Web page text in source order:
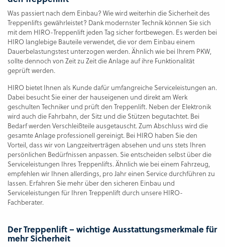
Was passiert nach dem Einbau? Wie wird weiterhin die Sicherheit des
Treppenlifts gewährleistet? Dank modernster Technik können Sie sich
mit dem HIRO-Treppenlift jeden Tag sicher fortbewegen. Es werden bei
HIRO langlebige Bauteile verwendet, die vor dem Einbau einem
Dauerbelastungstest unterzogen werden. Ähnlich wie bei Ihrem PKW,
sollte dennoch von Zeit zu Zeit die Anlage auf ihre Funktionalität
geprüft werden.
HIRO bietet Ihnen als Kunde dafür umfangreiche Serviceleistungen an.
Dabei besucht Sie einer der hauseigenen und direkt am Werk
geschulten Techniker und prüft den Treppenlift. Neben der Elektronik
wird auch die Fahrbahn, der Sitz und die Stützen begutachtet. Bei
Bedarf werden Verschleißteile ausgetauscht. Zum Abschluss wird die
gesamte Anlage professionell gereinigt. Bei HIRO haben Sie den
Vorteil, dass wir von Langzeitverträgen absehen und uns stets Ihren
persönlichen Bedürfnissen anpassen. Sie entscheiden selbst über die
Serviceleistungen Ihres Treppenlifts. Ähnlich wie bei einem Fahrzeug,
empfehlen wir Ihnen allerdings, pro Jahr einen Service durchführen zu
lassen. Erfahren Sie mehr über den sicheren Einbau und
Serviceleistungen für Ihren Treppenlift durch unsere HIRO-
Fachberater.
Der Treppenlift – wichtige Ausstattungsmerkmale für
mehr Sicherheit